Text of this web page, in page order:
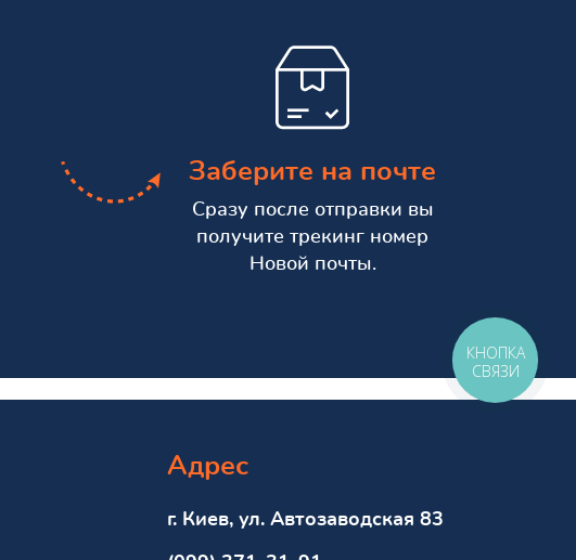
Заберите на почте
Сразу после отправки вы
получите трекинг номер
Новой почты.
Адрес
г. Киев, ул. Автозаводская 83
КНОПКА
СВЯЗИ